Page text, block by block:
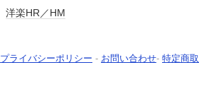
洋楽HR／HM
プライバシーポリシー - お問い合わせ- 特定商